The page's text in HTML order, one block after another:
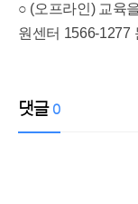
○ (오프라인) 교육
원센터 1566-1277
댓글0